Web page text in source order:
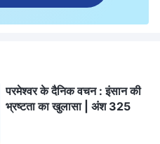
परमेश्वर के दैनिक वचन : इंसान की
भ्रष्टता का खुलासा | अंश 325